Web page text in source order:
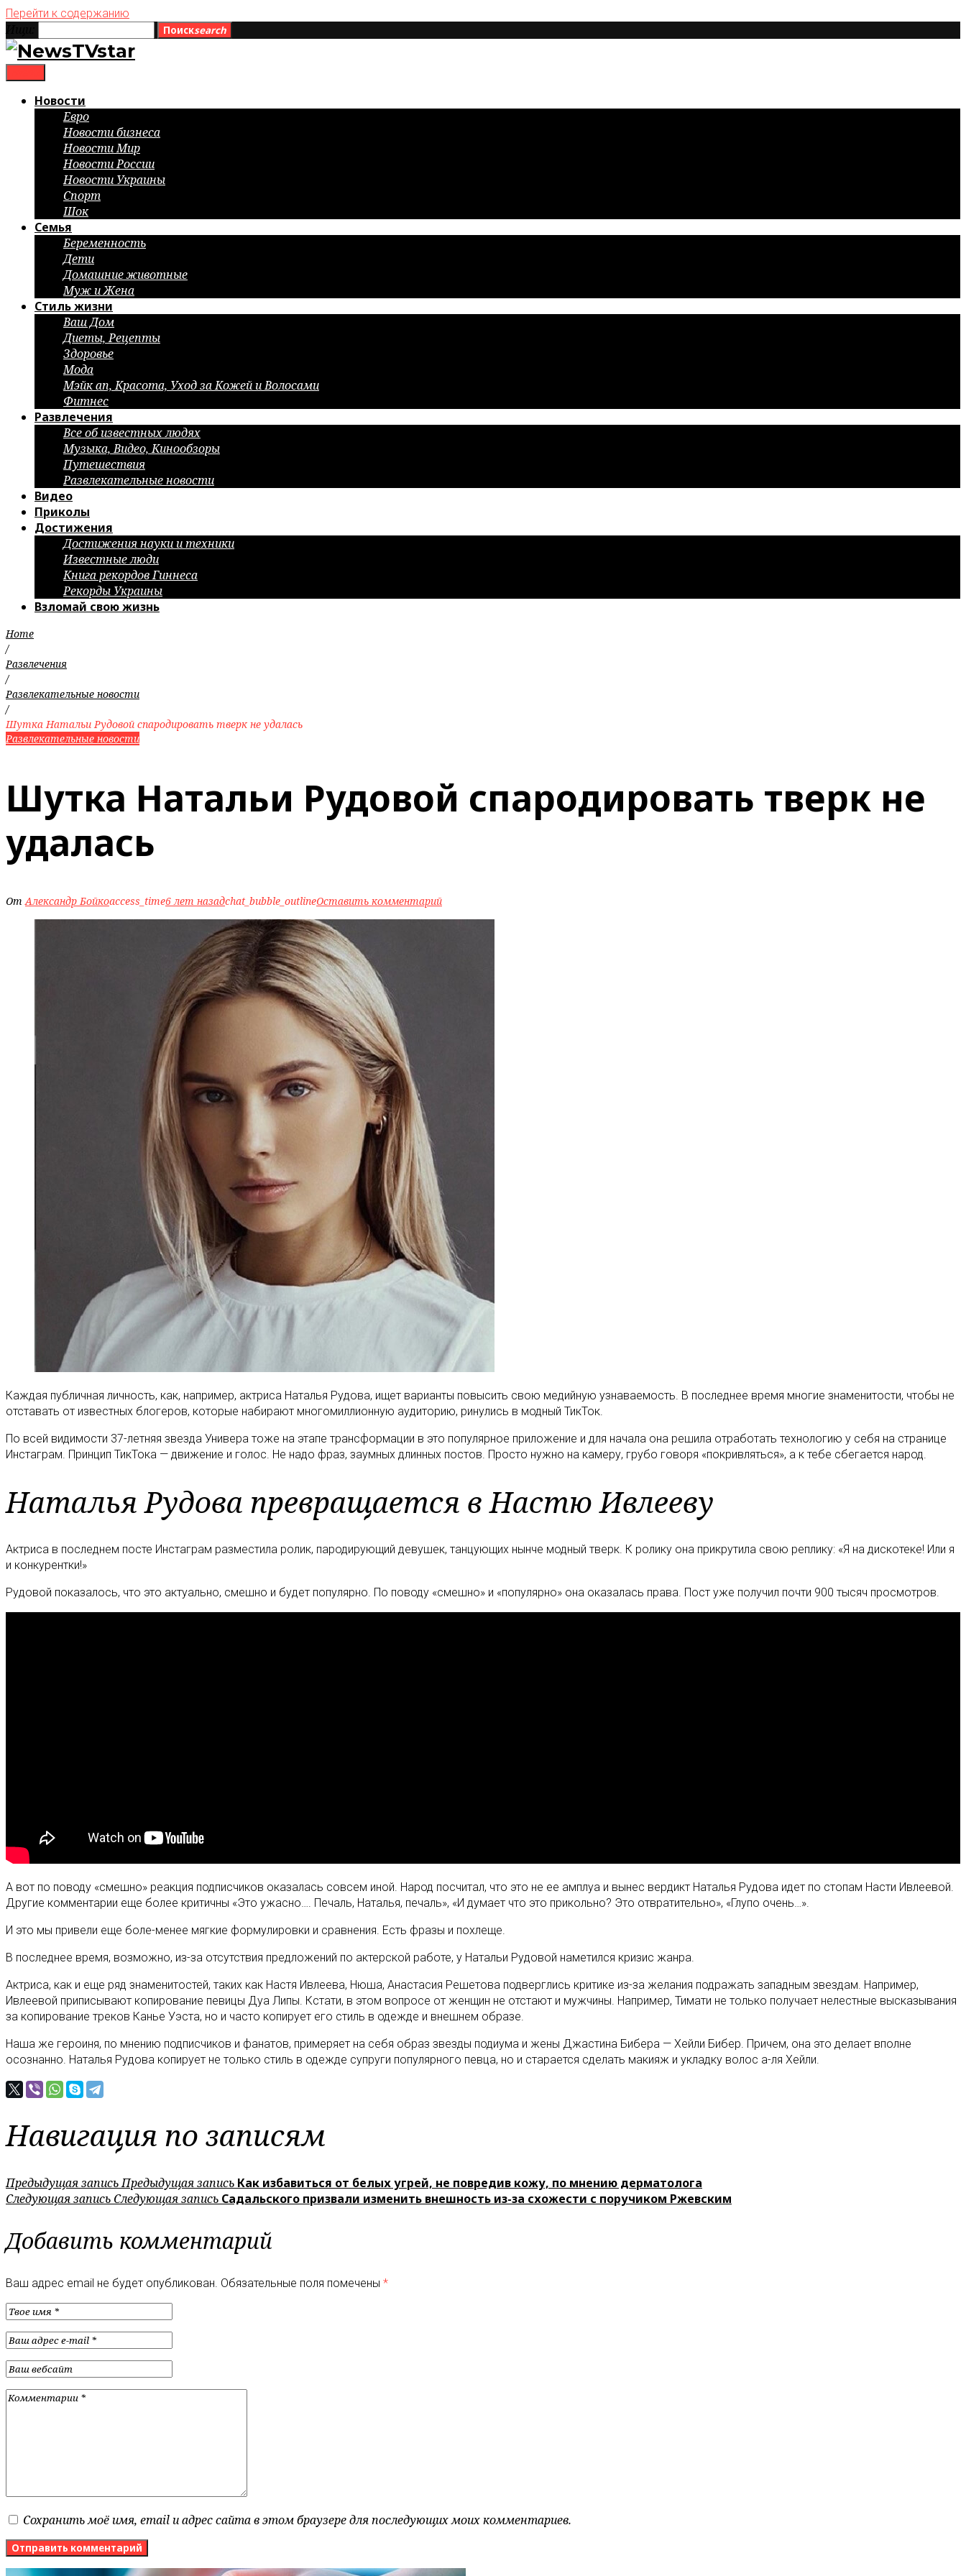
Перейти к содержанию
Поискsearch
Новости
Евро
Новости бизнеса
Новости Мир
Новости России
Новости Украины
Спорт
Шок
Семья
Беременность
Дети
Домашние животные
Муж и Жена
Стиль жизни
Ваш Дом
Диеты, Рецепты
Здоровье
Мода
Мэйк ап, Красота, Уход за Кожей и Волосами
Фитнес
Развлечения
Все об известных людях
Музыка, Видео, Кинообзоры
Путешествия
Развлекательные новости
Видео
Приколы
Достижения
Достижения науки и техники
Известные люди
Книга рекордов Гиннеса
Рекорды Украины
Взломай свою жизнь
Home
/
Развлечения
/
Развлекательные новости
/
Шутка Натальи Рудовой спародировать тверк не удалась
Развлекательные новости
Шутка Натальи Рудовой спародировать тверк не
удалась
ОтАлександр Бойкоaccess_time6 лет назадchat_bubble_outlineОставить комментарий
Каждая публичная личность, как, например, актриса Наталья Рудова, ищет варианты повысить свою медийную узнаваемость. В последнее время многие знаменитости, чтобы не
отставать от известных блогеров, которые набирают многомиллионную аудиторию, ринулись в модный ТикТок.
По всей видимости 37-летняя звезда Универа тоже на этапе трансформации в это популярное приложение и для начала она решила отработать технологию у себя на странице
Инстаграм. Принцип ТикТока — движение и голос. Не надо фраз, заумных длинных постов. Просто нужно на камеру, грубо говоря «покривляться», а к тебе сбегается народ.
Наталья Рудова превращается в Настю Ивлееву
Актриса в последнем посте Инстаграм разместила ролик, пародирующий девушек, танцующих нынче модный тверк. К ролику она прикрутила свою реплику: «Я на дискотеке! Или я
и конкурентки!»
Рудовой показалось, что это актуально, смешно и будет популярно. По поводу «смешно» и «популярно» она оказалась права. Пост уже получил почти 900 тысяч просмотров.
А вот по поводу «смешно» реакция подписчиков оказалась совсем иной. Народ посчитал, что это не ее амплуа и вынес вердикт Наталья Рудова идет по стопам Насти Ивлеевой.
Другие комментарии еще более критичны «Это ужасно…. Печаль, Наталья, печаль», «И думает что это прикольно? Это отвратительно», «Глупо очень…».
И это мы привели еще боле-менее мягкие формулировки и сравнения. Есть фразы и похлеще.
В последнее время, возможно, из-за отсутствия предложений по актерской работе, у Натальи Рудовой наметился кризис жанра.
Актриса, как и еще ряд знаменитостей, таких как Настя Ивлеева, Нюша, Анастасия Решетова подверглись критике из-за желания подражать западным звездам. Например,
Ивлеевой приписывают копирование певицы Дуа Липы. Кстати, в этом вопросе от женщин не отстают и мужчины. Например, Тимати не только получает нелестные высказывания
за копирование треков Канье Уэста, но и часто копирует его стиль в одежде и внешнем образе.
Наша же героиня, по мнению подписчиков и фанатов, примеряет на себя образ звезды подиума и жены Джастина Бибера — Хейли Бибер. Причем, она это делает вполне
осознанно. Наталья Рудова копирует не только стиль в одежде супруги популярного певца, но и старается сделать макияж и укладку волос а-ля Хейли.
Навигация по записям
Предыдущая записьПредыдущая запись Как избавиться от белых угрей, не повредив кожу, по мнению дерматолога
Следующая запись Следующая запись Садальского призвали изменить внешность из-за схожести с поручиком Ржевским
Добавить комментарий
Ваш адрес email не будет опубликован. Обязательные поля помечены *
Сохранить моё имя, email и адрес сайта в этом браузере для последующих моих комментариев.